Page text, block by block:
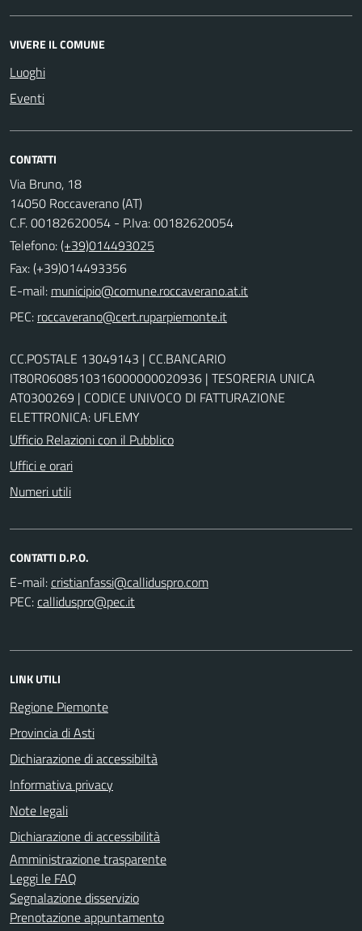
VIVERE IL COMUNE
Luoghi
Eventi
CONTATTI
Via Bruno, 18
14050 Roccaverano (AT)
C.F. 00182620054 - P.Iva: 00182620054
Telefono:(+39)014493025
Fax: (+39)014493356
E-mail:
PEC:
CC.POSTALE 13049143 | CC.BANCARIO
IT80R0608510316000000020936 | TESORERIA UNICA
AT0300269 | CODICE UNIVOCO DI FATTURAZIONE
ELETTRONICA: UFLEMY
Ufficio Relazioni con il Pubblico
Uffici e orari
Numeri utili
CONTATTI D.P.O.
E-mail:
PEC:
LINK UTILI
Regione Piemonte
Provincia di Asti
Dichiarazione di accessibiltà
Informativa privacy
Note legali
Dichiarazione di accessibilità
Amministrazione trasparente
Leggi le FAQ
Segnalazione disservizio
Prenotazione appuntamento